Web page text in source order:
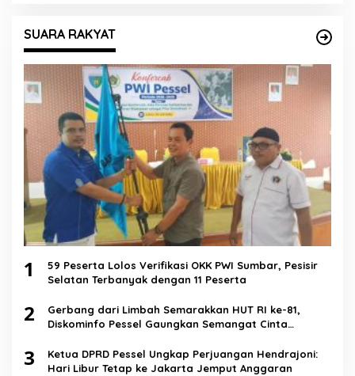
SUARA RAKYAT
1
59 Peserta Lolos Verifikasi OKK PWI Sumbar, Pesisir
Selatan Terbanyak dengan 11 Peserta
2
Gerbang dari Limbah Semarakkan HUT RI ke-81,
Diskominfo Pessel Gaungkan Semangat Cinta
3
Ketua DPRD Pessel Ungkap Perjuangan Hendrajoni:
Hari Libur Tetap ke Jakarta Jemput Anggaran